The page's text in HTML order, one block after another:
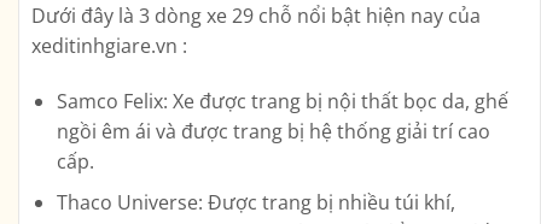
Dưới đây là 3 dòng xe 29 chỗ nổi bật hiện nay của
xeditinhgiare.vn :
Samco Felix: Xe được trang bị nội thất bọc da, ghế
ngồi êm ái và được trang bị hệ thống giải trí cao
cấp.
Thaco Universe: Được trang bị nhiều túi khí,